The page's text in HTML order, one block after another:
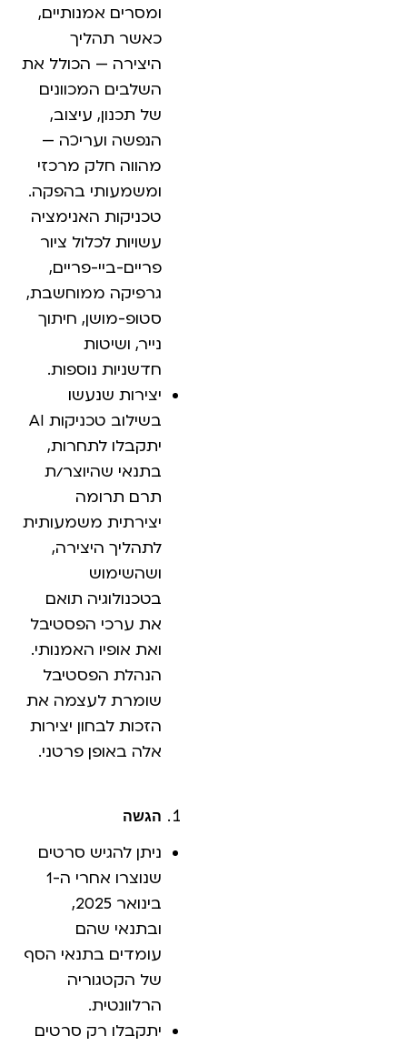
ומסרים אמנותיים,
כאשר תהליך
היצירה — הכולל את
השלבים המכוונים
של תכנון, עיצוב,
הנפשה ועריכה —
מהווה חלק מרכזי
ומשמעותי בהפקה.
טכניקות האנימציה
עשויות לכלול ציור
פריים-ביי-פריים,
גרפיקה ממוחשבת,
סטופ-מושן, חיתוך
נייר, ושיטות
חדשניות נוספות.
יצירות שנעשו
בשילוב טכניקות AI
יתקבלו לתחרות,
בתנאי שהיוצר/ת
תרם תרומה
יצירתית משמעותית
לתהליך היצירה,
ושהשימוש
בטכנולוגיה תואם
את ערכי הפסטיבל
ואת אופיו האמנותי.
הנהלת הפסטיבל
שומרת לעצמה את
הזכות לבחון יצירות
אלה באופן פרטני.
הגשה
ניתן להגיש סרטים
שנוצרו אחרי ה-1
בינואר 2025,
ובתנאי שהם
עומדים בתנאי הסף
של הקטגוריה
הרלוונטית.
יתקבלו רק סרטים